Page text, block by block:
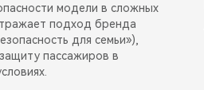
модели в сложных
подход бренда
для семьи»),
пассажиров в